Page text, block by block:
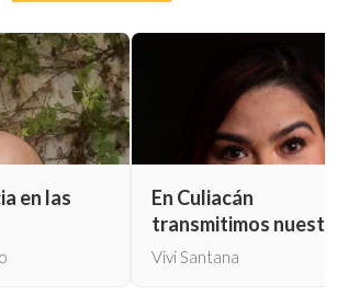
en las
En Culiacán
transmitimos
propia muerte
Vivi Santana